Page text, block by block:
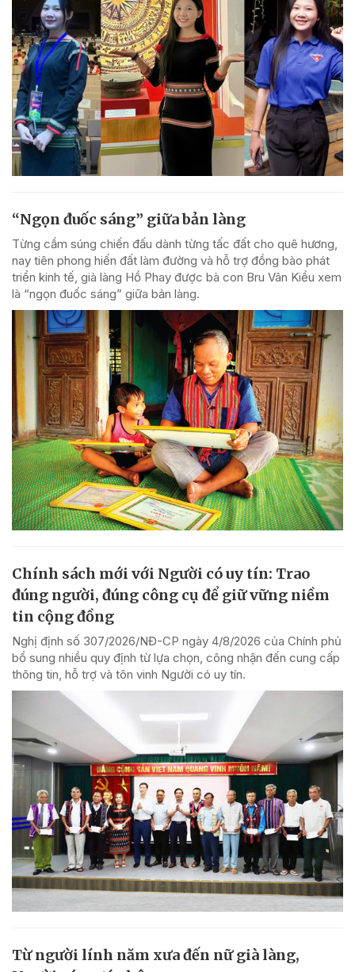
“Ngọn đuốc sáng” giữa bản làng
Từng cầm súng chiến đấu dành từng tấc đất cho quê hương,
nay tiên phong hiến đất làm đường và hỗ trợ đồng bào phát
triển kinh tế, già làng Hồ Phay được bà con Bru Vân Kiều xem
là “ngọn đuốc sáng” giữa bản làng.
Chính sách mới với Người có uy tín: Trao
đúng người, đúng công cụ để giữ vững niềm
tin cộng đồng
Nghị định số 307/2026/NĐ-CP ngày 4/8/2026 của Chính phủ
bổ sung nhiều quy định từ lựa chọn, công nhận đến cung cấp
thông tin, hỗ trợ và tôn vinh Người có uy tín.
Từ người lính năm xưa đến nữ già làng,